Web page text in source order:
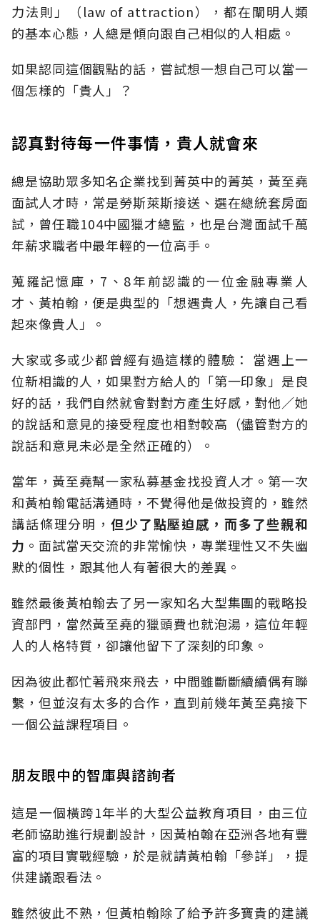
力法則」（law of attraction），都在闡明人類
的基本心態，人總是傾向跟自己相似的人相處。
如果認同這個觀點的話，嘗試想一想自己可以當一
個怎樣的「貴人」？
認真對待每一件事情，貴人就會來
總是協助眾多知名企業找到菁英中的菁英，黃至堯
面試人才時，常是勞斯萊斯接送、選在總統套房面
試，曾任職104中國獵才總監，也是台灣面試千萬
年薪求職者中最年輕的一位高手。
蒐羅記憶庫，7、8年前認識的一位金融專業人
才、黃柏翰，便是典型的「想遇貴人，先讓自己看
起來像貴人」。
大家或多或少都曾經有過這樣的體驗： 當遇上一
位新相識的人，如果對方給人的「第一印象」是良
好的話，我們自然就會對對方產生好感，對他／她
的說話和意見的接受程度也相對較高（儘管對方的
說話和意見未必是全然正確的）。
當年，黃至堯幫一家私募基金找投資人才。第一次
和黃柏翰電話溝通時，不覺得他是做投資的，雖然
講話條理分明， 但少了點壓迫感，而多了些親和
力 。面試當天交流的非常愉快，專業理性又不失幽
默的個性，跟其他人有著很大的差異。
雖然最後黃柏翰去了另一家知名大型集團的戰略投
資部門，當然黃至堯的獵頭費也就泡湯，這位年輕
人的人格特質，卻讓他留下了深刻的印象。
因為彼此都忙著飛來飛去，中間雖斷斷續續偶有聯
繫，但並沒有太多的合作，直到前幾年黃至堯接下
一個公益課程項目。
朋友眼中的智庫與諮詢者
這是一個橫跨1年半的大型公益教育項目，由三位
老師協助進行規劃設計，因黃柏翰在亞洲各地有豐
富的項目實戰經驗，於是就請黃柏翰「參詳」，提
供建議跟看法。
雖然彼此不熟，但黃柏翰除了給予許多寶貴的建議